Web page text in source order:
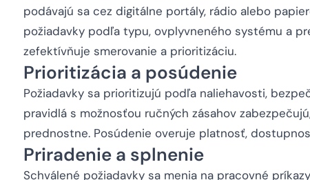
podávajú sa cez digitálne portály, rádio alebo
požiadavky podľa typu, ovplyvneného systému a
zefektívňuje smerovanie a prioritizáciu.
Prioritizácia a posúdenie
Požiadavky sa prioritizujú podľa naliehavosti,
pravidlá s možnosťou ručných zásahov
prednostne. Posúdenie overuje platnosť,
Priradenie a splnenie
Schválené požiadavky sa menia na pracovné